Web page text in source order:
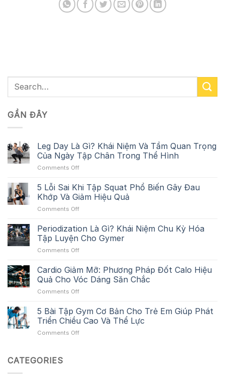
GẦN ĐÂY
Leg Day Là Gì? Khái Niệm Và Tầm Quan Trọng
Của Ngày Tập Chân Trong Thể Hình
Comments Offon
Day
Là
Gì?
Khái
Và
Tầm
Ngày
Tập
Hình
5 Lỗi Sai Khi Tập Squat Phổ Biến Gây Đau
Khớp Và Giảm Hiệu Quả
Comments Offon
Lỗi
Sai
Khi
Tập
Phổ
Biến
Và
Giảm
Periodization Là Gì? Khái Niệm Chu Kỳ Hóa
Tập Luyện Cho Gymer
Comments Offon
Là
Gì?
Khái
Niệm
Kỳ
Hóa
Cardio Giảm Mỡ: Phương Pháp Đốt Calo Hiệu
Quả Cho Vóc Dáng Săn Chắc
Comments Offon
Giảm
Mỡ:
Phương
Pháp
5 Bài Tập Gym Cơ Bản Cho Trẻ Em Giúp Phát
Triển Chiều Cao Và Thể Lực
Comments Offon
CATEGORIES